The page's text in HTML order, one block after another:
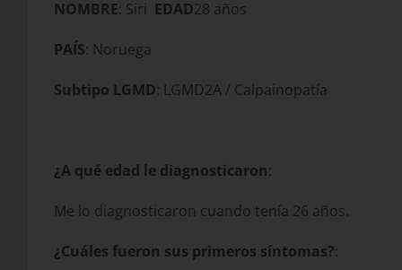
NOMBRE: Siri EDAD28 años
PAÍS: Noruega
Subtipo LGMD: LGMD2A / Calpainopatía
¿A qué edad le diagnosticaron:
Me lo diagnosticaron cuando tenía 26 años.
¿Cuáles fueron sus primeros síntomas?: